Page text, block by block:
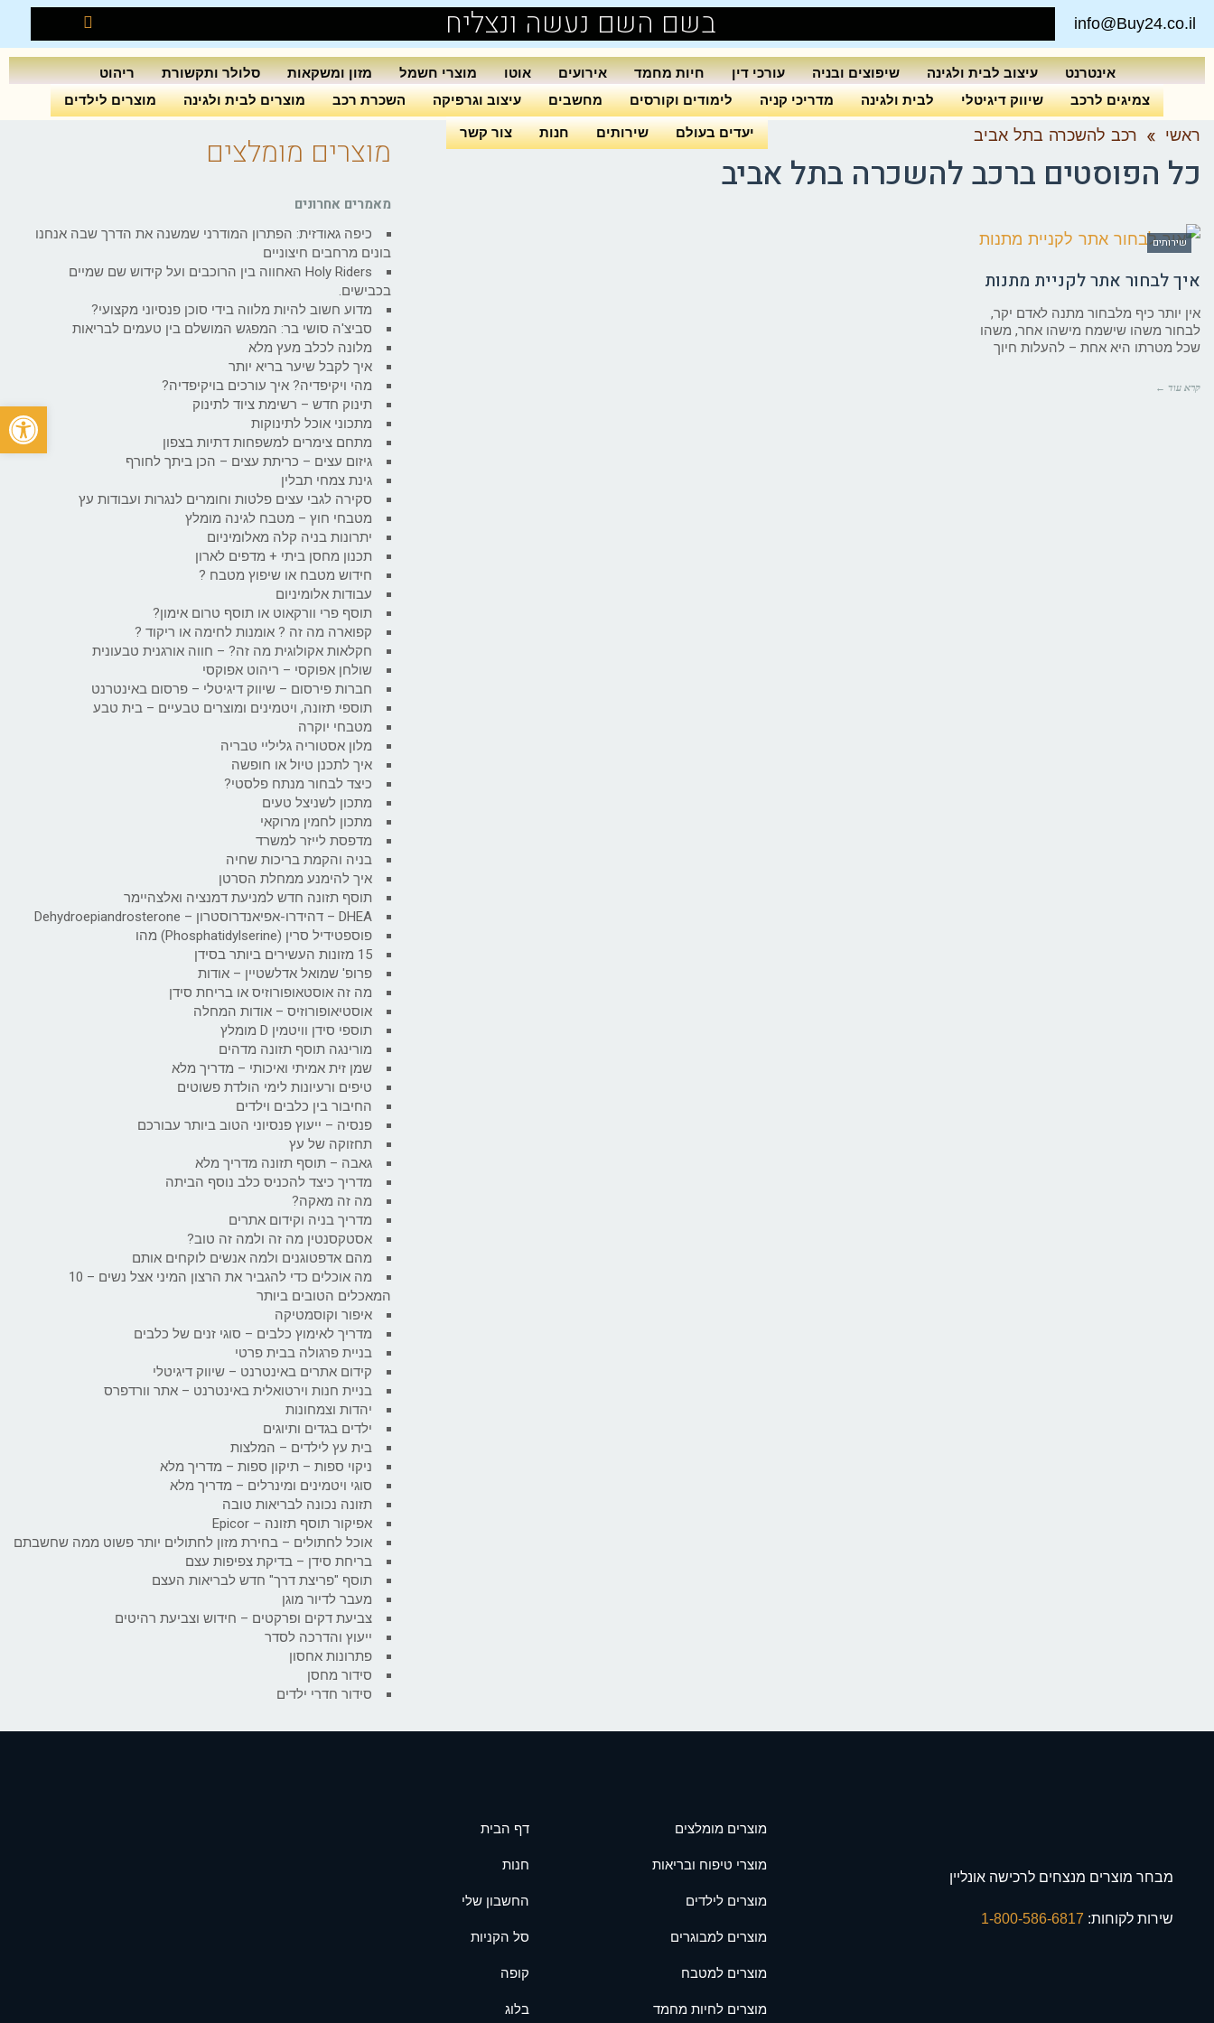
info@Buy24.co.il בשם השם נעשה ונצליח
אינטרנט עיצוב לבית ולגינה שיפוצים ובניה עורכי דין חיות מחמד אירועים אוטו מוצרי חשמל מזון ומשקאות סלולר ותקשורת
ריהוט
צמיגים לרכב
שיווק דיגיטלי לבית ולגינה מדריכי קניה לימודים וקורסים מחשבים עיצוב וגרפיקה השכרת רכב מוצרים לבית ולגינה מוצרים לילדים
יעדים בעולם שירותים חנות צור קשר ראשי » רכב להשכרה בתל אביב
כל הפוסטים ברכב להשכרה בתל אביב
שירותים
איך לבחור אתר לקניית מתנות
אין יותר כיף מלבחור מתנה לאדם יקר,
לבחור משהו שישמח מישהו אחר, משהו
שכל מטרתו היא אחת – להעלות חיוך
קרא עוד ←
מוצרים מומלצים
מאמרים אחרונים
כיפה גאודזית: הפתרון המודרני שמשנה את הדרך שבה אנחנו
בונים מרחבים חיצוניים
Holy Riders האחווה בין הרוכבים ועל קידוש שם שמיים
בכבישים.
מדוע חשוב להיות מלווה בידי סוכן פנסיוני מקצועי?
סביצ'ה סושי בר: המפגש המושלם בין טעמים לבריאות
מלונה לכלב מעץ מלא
איך לקבל שיער בריא יותר
מהי ויקיפדיה? איך עורכים בויקיפדיה?
תינוק חדש – רשימת ציוד לתינוק
מתכוני אוכל לתינוקות
מתחם צימרים למשפחות דתיות בצפון
גיזום עצים – כריתת עצים – הכן ביתך לחורף
גינת צמחי תבלין
סקירה לגבי עצים פלטות וחומרים לנגרות ועבודות עץ
מטבחי חוץ – מטבח לגינה מומלץ
יתרונות בניה קלה מאלומיניום
תכנון מחסן ביתי + מדפים לארון
חידוש מטבח או שיפוץ מטבח ?
עבודות אלומיניום
תוסף פרי וורקאוט או תוסף טרום אימון?
קפוארה מה זה ? אומנות לחימה או ריקוד ?
חקלאות אקולוגית מה זה? – חווה אורגנית טבעונית
שולחן אפוקסי – ריהוט אפוקסי
חברות פירסום – שיווק דיגיטלי – פרסום באינטרנט
תוספי תזונה, ויטמינים ומוצרים טבעיים – בית טבע
מטבחי יוקרה
מלון אסטוריה גליליי טבריה
איך לתכנן טיול או חופשה
כיצד לבחור מנתח פלסטי?
מתכון לשניצל טעים
מתכון לחמין מרוקאי
מדפסת לייזר למשרד
בניה והקמת בריכות שחיה
איך להימנע ממחלת הסרטן
תוסף תזונה חדש למניעת דמנציה ואלצהיימר
DHEA – דהידרו-אפיאנדרוסטרון – Dehydroepiandrosterone
פוספטידיל סרין (Phosphatidylserine) מהו
15 מזונות העשירים ביותר בסידן
פרופ' שמואל אדלשטיין – אודות
מה זה אוסטאופורוזיס או בריחת סידן
אוסטיאופורוזיס – אודות המחלה
תוספי סידן וויטמין D מומלץ
מורינגה תוסף תזונה מדהים
שמן זית אמיתי ואיכותי – מדריך מלא
טיפים ורעיונות לימי הולדת פשוטים
החיבור בין כלבים וילדים
פנסיה – ייעוץ פנסיוני הטוב ביותר עבורכם
תחזוקה של עץ
גאבה – תוסף תזונה מדריך מלא
מדריך כיצד להכניס כלב נוסף הביתה
מה זה מאקה?
מדריך בניה וקידום אתרים
אסטקסנטין מה זה ולמה זה טוב?
מהם אדפטוגנים ולמה אנשים לוקחים אותם
מה אוכלים כדי להגביר את הרצון המיני אצל נשים – 10
המאכלים הטובים ביותר
איפור וקוסמטיקה
מדריך לאימוץ כלבים – סוגי זנים של כלבים
בניית פרגולה בבית פרטי
קידום אתרים באינטרנט – שיווק דיגיטלי
בניית חנות וירטואלית באינטרנט – אתר וורדפרס
יהדות וצמחונות
ילדים בגדים ותיוגים
בית עץ לילדים – המלצות
ניקוי ספות – תיקון ספות – מדריך מלא
סוגי ויטמינים ומינרלים – מדריך מלא
תזונה נכונה לבריאות טובה
אפיקור תוסף תזונה – Epicor
אוכל לחתולים – בחירת מזון לחתולים יותר פשוט ממה שחשבתם
בריחת סידן – בדיקת צפיפות עצם
תוסף "פריצת דרך" חדש לבריאות העצם
מעבר לדיור מוגן
צביעת דקים ופרקטים – חידוש וצביעת רהיטים
ייעוץ והדרכה לסדר
פתרונות אחסון
סידור מחסן
סידור חדרי ילדים
מבחר מוצרים מנצחים לרכישה אונליין
שירות לקוחות:
מוצרים מומלצים
מוצרי טיפוח ובריאות
מוצרים לילדים
מוצרים למבוגרים
מוצרים למטבח
מוצרים לחיות מחמד
דף הבית
חנות
החשבון שלי
סל הקניות
קופה
בלוג